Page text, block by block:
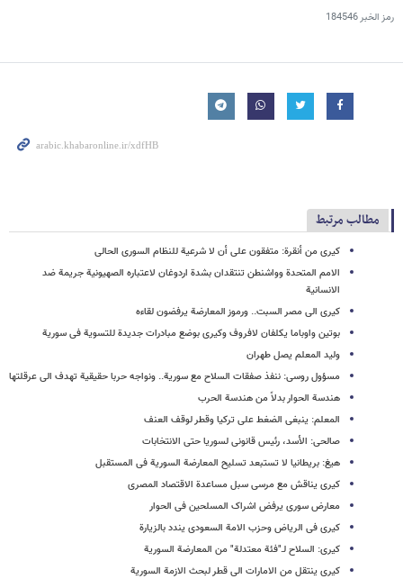
رمز الخبر184546
مطالب مرتبط
کیری من أنقرة: متفقون على أن لا شرعیة للنظام السوری الحالی
الامم المتحدة وواشنطن تنتقدان بشدة اردوغان لاعتباره الصهیونیة جریمة ضد
الانسانیة
کیری الى مصر السبت.. ورموز المعارضة یرفضون لقاءه
بوتین واوباما یکلفان لافروف وکیری بوضع مبادرات جدیدة للتسویة فی سوریة
ولید المعلم یصل طهران
مسؤول روسی: ننفذ صفقات السلاح مع سوریة.. ونواجه حربا حقیقیة تهدف الى عرقلتها
هندسة الحوار بدلاً من هندسة الحرب
المعلم: ینبغی الضغط على ترکیا وقطر لوقف العنف
صالحی: الأسد، رئیس قانونی لسوریا حتى الانتخابات
هیغ: بریطانیا لا تستبعد تسلیح المعارضة السوریة فی المستقبل
کیری یناقش مع مرسی سبل مساعدة الاقتصاد المصری
معارض سوری یرفض اشراک المسلحین فی الحوار
کیری فی الریاض وحزب الامة السعودی یندد بالزیارة
کیری: السلاح لـ"فئة معتدلة" من المعارضة السوریة
کیری ینتقل من الامارات الى قطر لبحث الازمة السوریة